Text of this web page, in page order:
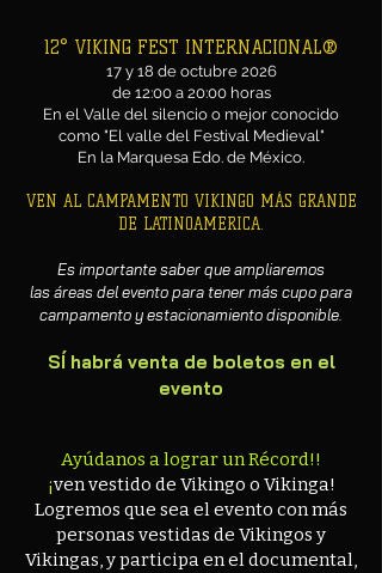
12° VIKING FEST INTERNACIONAL®
17 y 18 de octubre 2026
de 12:00 a 20:00 horas
En el Valle del silencio o mejor conocido
como "El valle del Festival Medieval"
En la Marquesa Edo. de México.
VEN AL CAMPAMENTO VIKINGO MÁS GRANDE
DE LATINOAMERICA.
Es importante saber que ampliaremos
las áreas del evento para tener más cupo para
campamento y estacionamiento disponible.
SÍ habrá venta de boletos en el
evento
Ayúdanos a lograr un Récord!!
¡ven vestido de Vikingo o Vikinga!
Logremos que sea el evento con más
personas vestidas de Vikingos y
Vikingas, y participa en el documental,